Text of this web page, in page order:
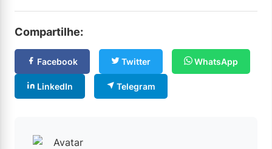
Compartilhe:
Facebook Twitter WhatsApp
LinkedIn Telegram